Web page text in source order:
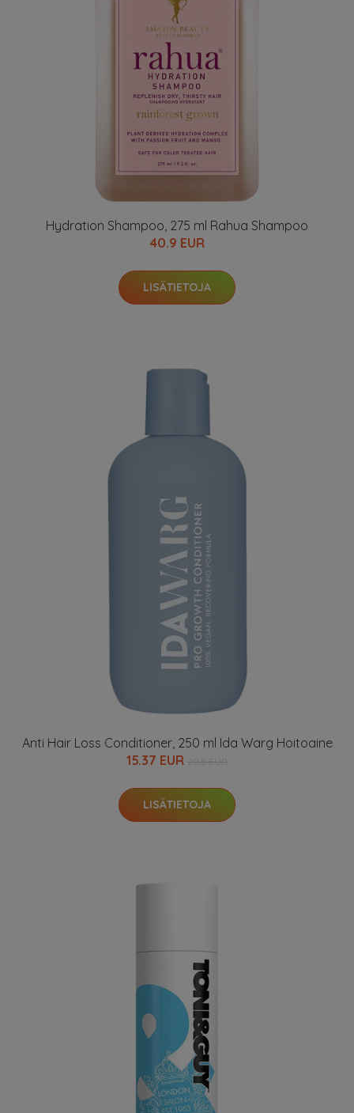
Hydration Shampoo, 275 ml Rahua Shampoo
40.9 EUR
LISÄTIETOJA
Anti Hair Loss Conditioner, 250 ml Ida Warg Hoitoaine
15.37 EUR
LISÄTIETOJA